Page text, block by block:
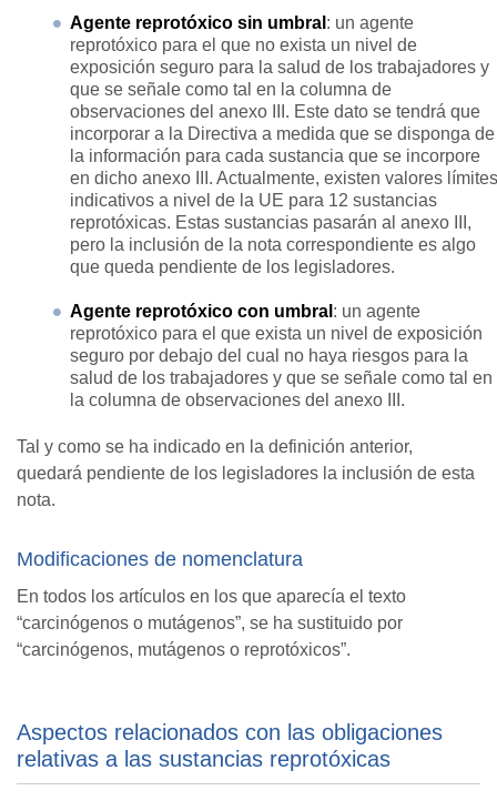
Agente reprotóxico sin umbral : un agente
reprotóxico para el que no exista un nivel de
exposición seguro para la salud de los trabajadores y
que se señale como tal en la columna de
observaciones del anexo III. Este dato se tendrá que
incorporar a la Directiva a medida que se disponga de
la información para cada sustancia que se incorpore
en dicho anexo III. Actualmente, existen valores límites
indicativos a nivel de la UE para 12 sustancias
reprotóxicas. Estas sustancias pasarán al anexo III,
pero la inclusión de la nota correspondiente es algo
que queda pendiente de los legisladores.
Agente reprotóxico con umbral : un agente
reprotóxico para el que exista un nivel de exposición
seguro por debajo del cual no haya riesgos para la
salud de los trabajadores y que se señale como tal en
la columna de observaciones del anexo III.
Tal y como se ha indicado en la definición anterior,
quedará pendiente de los legisladores la inclusión de esta
nota.
Modificaciones de nomenclatura
En todos los artículos en los que aparecía el texto
“carcinógenos o mutágenos”, se ha sustituido por
“carcinógenos, mutágenos o reprotóxicos”.
Aspectos relacionados con las obligaciones
relativas a las sustancias reprotóxicas